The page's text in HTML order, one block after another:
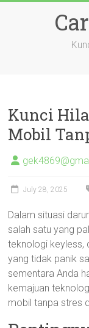
Kunci
Mobil
July 28, 2025
Dalam situasi
salah satu yang
teknologi keyless,
yang tidak panik
sementara Anda
kemajuan
mobil tanpa stres